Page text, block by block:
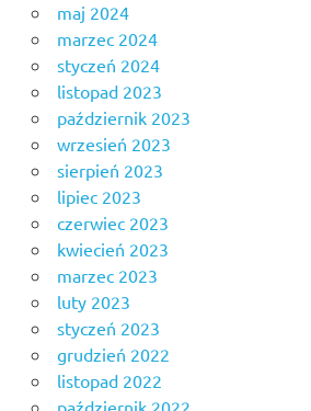
maj 2024
marzec 2024
styczeń 2024
listopad 2023
październik 2023
wrzesień 2023
sierpień 2023
lipiec 2023
czerwiec 2023
kwiecień 2023
marzec 2023
luty 2023
styczeń 2023
grudzień 2022
listopad 2022